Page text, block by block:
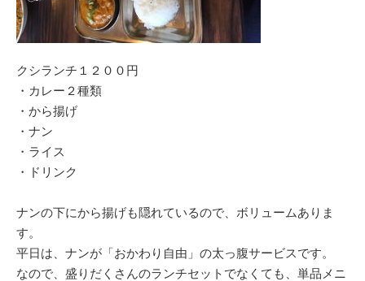
クシランチ１２００円
・カレー２種類
・から揚げ
・ナン
・ライス
・ドリンク
ナンの下にから揚げも隠れているので、ボリュームありま
す。
平日は、ナンが「おかわり自由」の太っ腹サービスです。
なので、盛りだくさんのランチセットでなくても、単品メニ